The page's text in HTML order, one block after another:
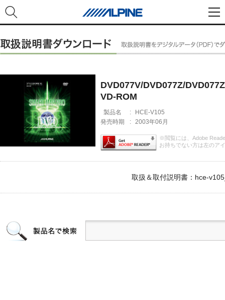
DVD077V/DVD077Z/
VD-ROM
製品名 :
HCE-V105
発売時期
: 2003年06月
※閲覧には、Adobe
お持ちでない方は左のア
取扱＆取付説明書：hce-